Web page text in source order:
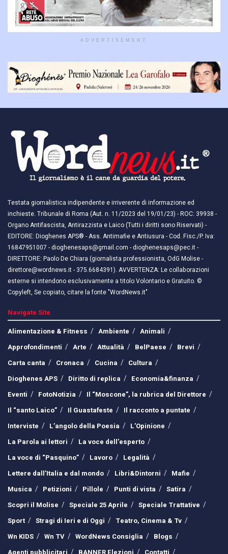
ADVERTISEMENT
Testata giornalistica indipendente e irriverente di informazione ed
inchieste. Tribunale di Roma (Aut. n. 11/2023 del 19/01/23) - ROC: 39938 -
Organo Antifascista, Antirazzista e Laico (Tutti i diritti sono Riservati) -
EDITORE: Dioghenes APS® - Ass. Antimafie e Antiusura - Cod. Fisc./P. Iva:
16847951007 - dioghenesaps@gmail.com - dioghenesaps@pec.it - ​​
DIRETTORE: Paolo De Chiara (giornalista professionista, OdG Molise -
direttore@wordnews.it - ​​375.6684391). AVVERTENZA: Le collaborazioni
esterne si intendono esclusivamente a titolo Volontario e Gratuito. ©
Copyleft, Se copiato, citare la fonte "WordNews.it"
Navigate Site
Alimentazione & Fitness
Ambiente
Animali
Approfondimenti
Arte Attualità BelPaese
Brevi
Carta canta
Cronaca Cucina
Cultura
Dioghenes APS
Diritto di replica
Economia&finanza
Eventi
FotoNotizia
Il “Moscone”, la rubrica del Direttore
Il “santo Laico”
Il Guastafeste
Il racconto a puntate
Interviste
L’angolo della Poesia
L’Opinione
La Parola ai lettori
La voce dell’esperto
La voce di “Pasquino”
Lavoro
Legalità
Lettere dall’Italia e dal mondo
Libri&Dintorni
Mafie
Musica
Petizioni Pillole Punti di vista
Satira
Scopri il Molise
Speciale 25 Aprile
Speciale Trattative
Sport
Stragi di Ieri e di Oggi
Teatro, Cinema & Tv
Wn KIDS
Wn TV WordNews Consiglia
Blogs